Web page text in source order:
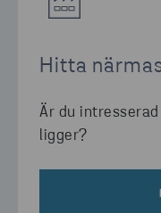
Hitta
Är du
ligger?